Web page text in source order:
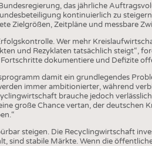
das jährliche
kontinuierlich zu
Zielgrößen, Zeitpläne und messbare
Wer mehr
und Rezyklaten tatsächlich steigt“,
dokumentiere und Defizite
damit ein grundlegendes
immer ambitionierter, während
brauche jedoch
große Chance vertan, der deutschen
steigen. Die Recyclingwirtschaft
sind stabile Märkte. Wenn die